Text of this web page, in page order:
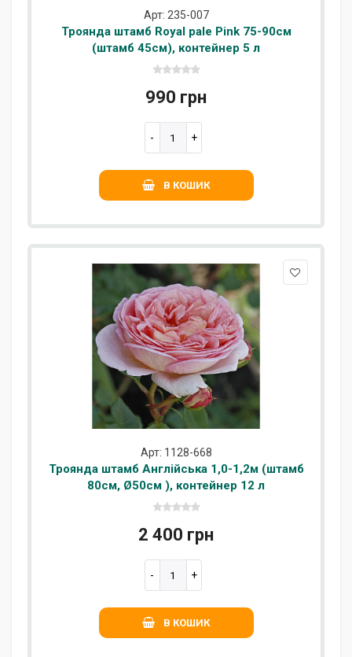
Арт: 235-007
Троянда штамб Royal pale Pink 75-90см
(штамб 45см), контейнер 5 л
990 грн
В КОШИК
Арт: 1128-668
Троянда штамб Англійська 1,0-1,2м (штамб
80см, Ø50см ), контейнер 12 л
2 400 грн
В КОШИК